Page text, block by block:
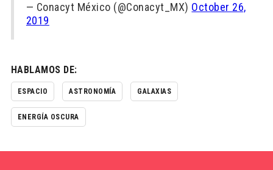
— Conacyt México (@Conacyt_MX) October 26,
2019
HABLAMOS DE:
ESPACIO ASTRONOMÍA GALAXIAS
ENERGÍA OSCURA